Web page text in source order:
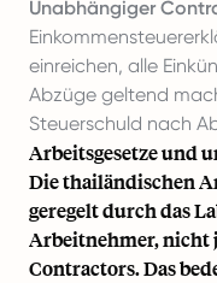
Unabhängiger
einreichen, alle
Abzüge geltend
Steuerschuld nach
Arbeitsgesetze und
Die thailändischen
geregelt durch das
Arbeitnehmer, nicht
Contractors. Das